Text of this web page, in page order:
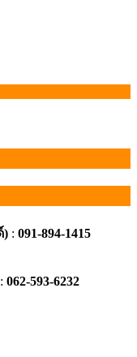
) : 091-894-1415
: 062-593-6232